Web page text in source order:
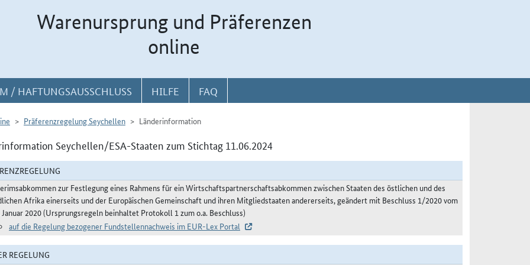
Warenursprung und Präferenzen
online
/ HAFTUNGSAUSSCHLUSS HILFE FAQ
Präferenzregelung Seychellen Länderinformation
Seychellen/ESA-Staaten zum Stichtag 11.06.2024
zur Festlegung eines Rahmens für ein Wirtschaftspartnerschaftsabkommen zwischen Staaten des östlichen und des
Afrika einerseits und der Europäischen Gemeinschaft und ihren Mitgliedstaaten andererseits, geändert mit Beschluss 1/2020 vom
Januar 2020 (Ursprungsregeln beinhaltet Protokoll 1 zum o.a. Beschluss)
auf die Regelung bezogener Fundstellennachweis im EUR-Lex Portal
REGELUNG